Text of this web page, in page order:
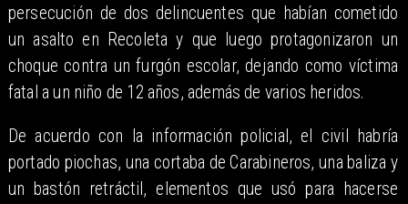
persecución de dos delincuentes que habían cometido
un asalto en Recoleta y que luego protagonizaron un
choque contra un furgón escolar, dejando como víctima
fatal a un niño de 12 años, además de varios heridos.
De acuerdo con la información policial, el civil habría
portado piochas, una cortaba de Carabineros, una baliza y
un bastón retráctil, elementos que usó para hacerse